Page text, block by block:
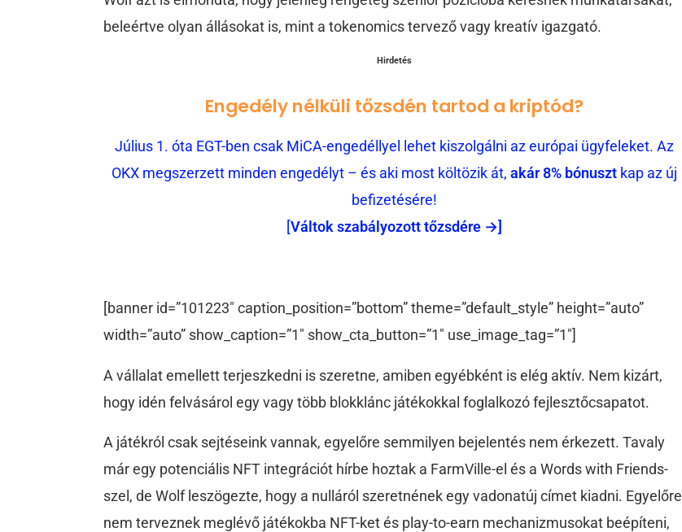
beleértve olyan állásokat is, mint a tokenomics tervező vagy kreatív igazgató.
Hirdetés
Engedély nélküli tőzsdén tartod a kriptód?
Július 1. óta EGT-ben csak MiCA-engedéllyel lehet kiszolgálni az európai ügyfeleket. Az
OKX megszerzett minden engedélyt – és aki most költözik át, akár 8% bónuszt kap az új
befizetésére!
[Váltok szabályozott tőzsdére →]
[banner id=”101223″ caption_position=”bottom” theme=”default_style” height=”auto”
width=”auto” show_caption=”1″ show_cta_button=”1″ use_image_tag=”1″]
A vállalat emellett terjeszkedni is szeretne, amiben egyébként is elég aktív. Nem kizárt,
hogy idén felvásárol egy vagy több blokklánc játékokkal foglalkozó fejlesztőcsapatot.
A játékról csak sejtéseink vannak, egyelőre semmilyen bejelentés nem érkezett. Tavaly
már egy potenciális NFT integrációt hírbe hoztak a FarmVille-el és a Words with Friends-
szel, de Wolf leszögezte, hogy a nulláról szeretnének egy vadonatúj címet kiadni. Egyelőre
nem terveznek meglévő játékokba NFT-ket és play-to-earn mechanizmusokat beépíteni,